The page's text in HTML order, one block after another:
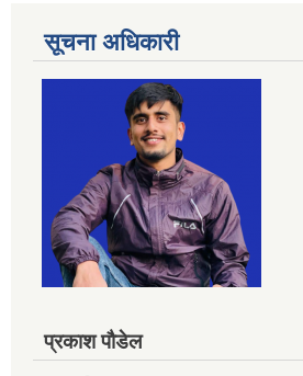
सूचना अधिकारी
प्रकाश पौडेल